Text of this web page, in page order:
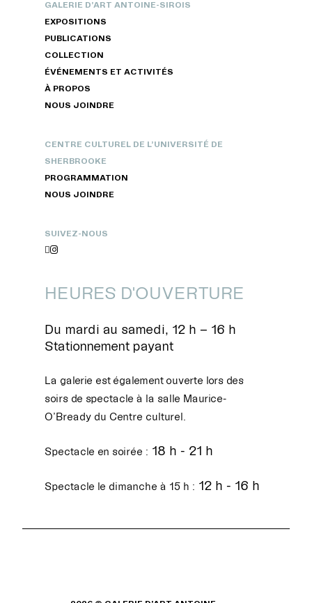
GALERIE D’ART ANTOINE-SIROIS
EXPOSITIONS
PUBLICATIONS
COLLECTION
ÉVÉNEMENTS ET ACTIVITÉS
À PROPOS
NOUS JOINDRE
CENTRE CULTUREL DE L’UNIVERSITÉ DE
SHERBROOKE
PROGRAMMATION
NOUS JOINDRE
SUIVEZ-NOUS

HEURES D'OUVERTURE
Du mardi au samedi, 12 h – 16 h
Stationnement payant
La galerie est également ouverte lors des
soirs de spectacle à la salle Maurice-
O’Bready du Centre culturel.
Spectacle en soirée : 18 h - 21 h
Spectacle le dimanche à 15 h : 12 h - 16 h